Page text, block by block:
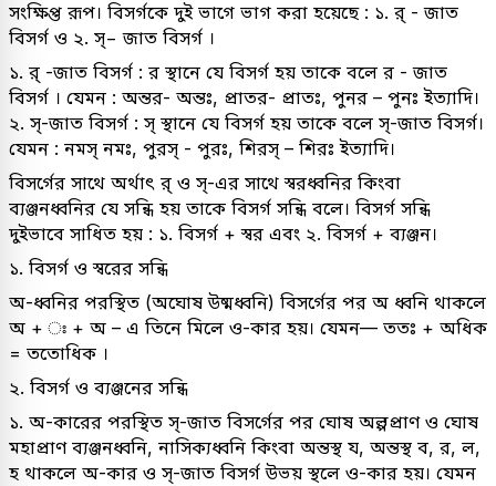
সংক্ষিপ্ত রূপ। বিসর্গকে দুই ভাগে ভাগ করা হয়েছে : ১. র্ - জাত
বিসর্গ ও ২. স্− জাত বিসর্গ ।
১. র্ -জাত বিসর্গ : র স্থানে যে বিসর্গ হয় তাকে বলে র - জাত
বিসর্গ । যেমন : অন্তর- অন্তঃ, প্রাতর- প্রাতঃ, পুনর – পুনঃ ইত্যাদি।
২. স্-জাত বিসর্গ : স্ স্থানে যে বিসর্গ হয় তাকে বলে স্-জাত বিসর্গ।
যেমন : নমস্ নমঃ, পুরস্ - পুরঃ, শিরস্ – শিরঃ ইত্যাদি।
বিসর্গের সাথে অর্থাৎ র্ ও স্-এর সাথে স্বরধ্বনির কিংবা
ব্যঞ্জনধ্বনির যে সন্ধি হয় তাকে বিসর্গ সন্ধি বলে। বিসর্গ সন্ধি
দুইভাবে সাধিত হয় : ১. বিসর্গ + স্বর এবং ২. বিসর্গ + ব্যঞ্জন।
১. বিসর্গ ও স্বরের সন্ধি
অ-ধ্বনির পরস্থিত (অঘোষ উষ্মধ্বনি) বিসর্গের পর অ ধ্বনি থাকলে
অ + ঃ + অ – এ তিনে মিলে ও-কার হয়। যেমন— ততঃ + অধিক
= ততোধিক ।
২. বিসর্গ ও ব্যঞ্জনের সন্ধি
১. অ-কারের পরস্থিত স্-জাত বিসর্গের পর ঘোষ অল্পপ্রাণ ও ঘোষ
মহাপ্রাণ ব্যঞ্জনধ্বনি, নাসিক্যধ্বনি কিংবা অন্তস্থ য, অন্তস্থ ব, র, ল,
হ থাকলে অ-কার ও স্-জাত বিসর্গ উভয় স্থলে ও-কার হয়। যেমন